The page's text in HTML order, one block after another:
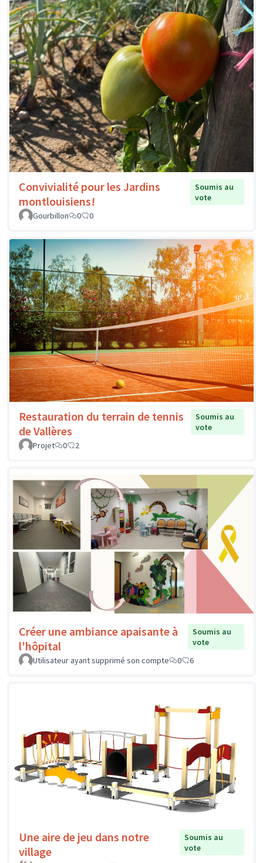
Convivialité pour les Jardins
montlouisiens!
Soumis au
vote
Gourbillon
0 0
Restauration du terrain de tennis
de Vallères
Soumis au
vote
Projet
0 2
Créer une ambiance apaisante à
l'hôpital
Soumis au
vote
Utilisateur ayant supprimé son compte
0 6
Une aire de jeu dans notre
village
Soumis au
vote